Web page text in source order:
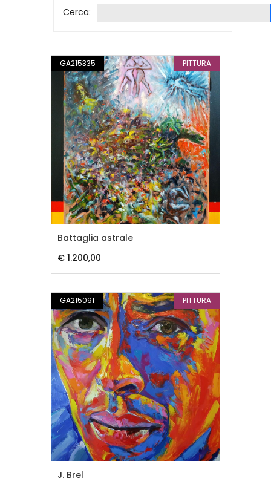
Cerca:
GA215335 PITTURA
Battaglia astrale
€ 1.200,00
GA215091 PITTURA
J. Brel